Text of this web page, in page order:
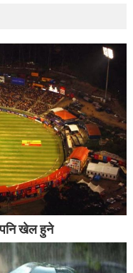
पनि खेल हुने